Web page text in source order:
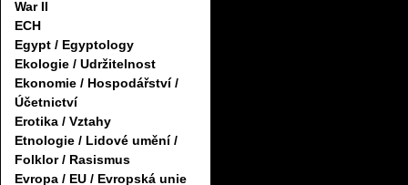
War II
ECH
Egypt / Egyptology
Ekologie / Udržitelnost
Ekonomie / Hospodářství /
Účetnictví
Erotika / Vztahy
Etnologie / Lidové umění /
Folklor / Rasismus
Evropa / EU / Evropská unie